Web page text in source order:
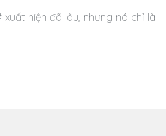
hiện đã lâu, nhưng nó chỉ là